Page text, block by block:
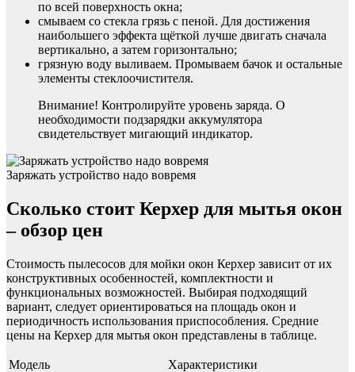
по всей поверхность окна;
смываем со стекла грязь с пеной. Для достижения
наибольшего эффекта щёткой лучше двигать сначала
вертикально, а затем горизонтально;
грязную воду выливаем. Промываем бачок и остальные
элементы стеклоочистителя.
Внимание! Контролируйте уровень заряда. О
необходимости подзарядки аккумулятора
свидетельствует мигающий индикатор.
Заряжать устройство надо вовремя
Сколько стоит Керхер для мытья окон
– обзор цен
Стоимость пылесосов для мойки окон Керхер зависит от их
конструктивных особенностей, комплектности и
функциональных возможностей. Выбирая подходящий
вариант, следует ориентироваться на площадь окон и
периодичность использования приспособления. Средние
цены на Керхер для мытья окон представлены в таблице.
Модель Характеристики